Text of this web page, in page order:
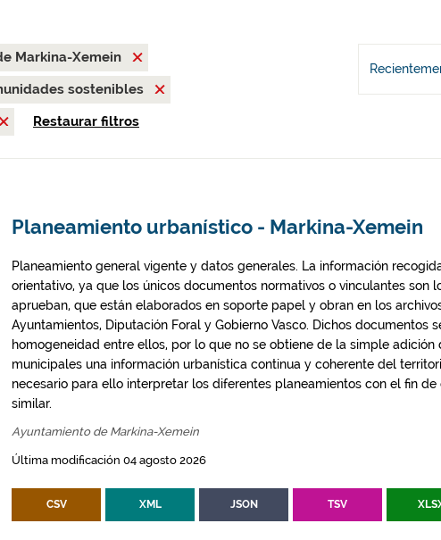
Markina-Xemein
sostenibles
Restaurar filtros
Planeamiento urbanístico - Markina-Xemein
Planeamiento general vigente y datos generales. La información
orientativo, ya que los únicos documentos normativos o vinculantes son
aprueban, que están elaborados en soporte papel y obran en los
Ayuntamientos, Diputación Foral y Gobierno Vasco. Dichos documentos
homogeneidad entre ellos, por lo que no se obtiene de la simple adición
municipales una información urbanística continua y coherente del
necesario para ello interpretar los diferentes planeamientos con el fin
similar.
Ayuntamiento de Markina-Xemein
Última modificación 04 agosto 2026
CSV XML JSON TSV